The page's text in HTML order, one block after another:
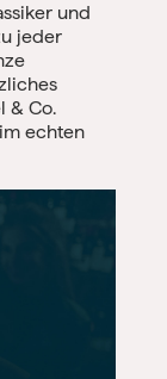
und
jeder
& Co.
echten